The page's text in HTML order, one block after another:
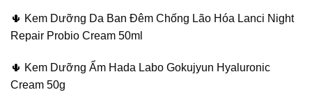
🌵 Kem Dưỡng Da Ban Đêm Chống Lão Hóa Lanci Night
Repair Probio Cream 50ml
🌵 Kem Dưỡng Ẩm Hada Labo Gokujyun Hyaluronic
Cream 50g